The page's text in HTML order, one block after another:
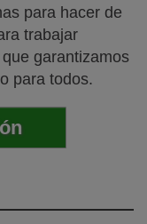
para hacer de
trabajar
garantizamos
para todos.